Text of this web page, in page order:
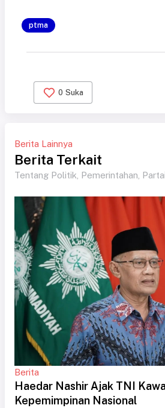
ptma
0 Suka
Berita Lainnya
Berita Terkait
Tentang Politik, Pemerintahan,
Berita
Haedar Nashir Ajak TNI
Kepemimpinan Nasional